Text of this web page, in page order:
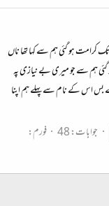
کرامت ہو گئی ہم سے کہا تھا ناں
گئی ہم سے جو میری بے نیازی پہ
سے بس اس کے نام سے پہلے ہم اپنا
جوابات: 48
فورم: